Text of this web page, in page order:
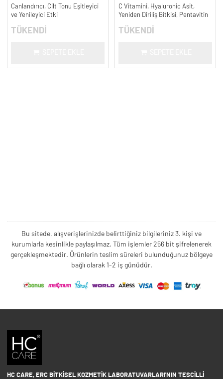
Canlandırıcı, Cilt Tonu Eşitleyici
ve Yenileyici Etki
TÜKENDİ
C Vitamini, Hyaluronic Asit,
Yeniden Diriliş Bitkisi, Pentavitin
TÜKENDİ
Bu sitede, alışverişlerinizde belirttiğiniz bilgileriniz 3. kişi ve
kurumlarla kesinlikle paylaşılmaz. Tüm işlemler 256 bit şifrelenerek
gerçekleşmektedir. Ürünlerin teslim süreleri bulunduğunuz bölgeye
bağlı olarak 1-2 iş günüdür.
HC CARE, ERC BITKISEL KOZMETIK LABORATUVARLARI'NIN TESCILLI